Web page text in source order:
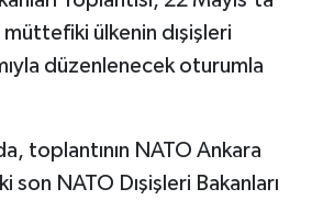
müttefiki ülkenin dışişleri
düzenlenecek oturumla
toplantının NATO Ankara
son NATO Dışişleri Bakanları